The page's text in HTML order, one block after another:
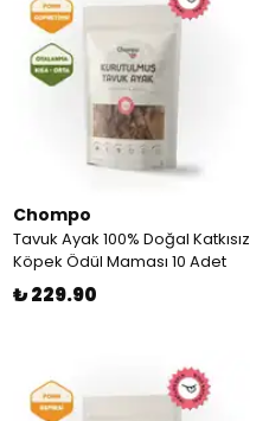
Chompo
Tavuk Ayak 100% Doğal Katkısız
Köpek Ödül Maması 10 Adet
₺ 229.90